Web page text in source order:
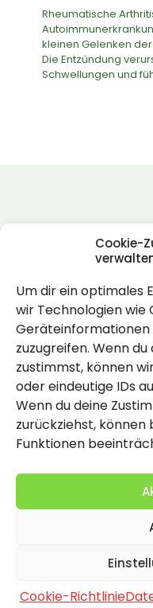
Cookie-
Um dir ein optimales
wir Technologien wie
Geräteinformationen
zuzugreifen. Wenn
zustimmst, können
oder eindeutige IDs
Wenn du deine
zurückziehst,
Funktionen
Cookie-Richtlinie
Rheumatische
kleinen Gelenken
Die Entzündung
Schwellungen und
Rechtlich
Impressum
Cookie-Richtlinie